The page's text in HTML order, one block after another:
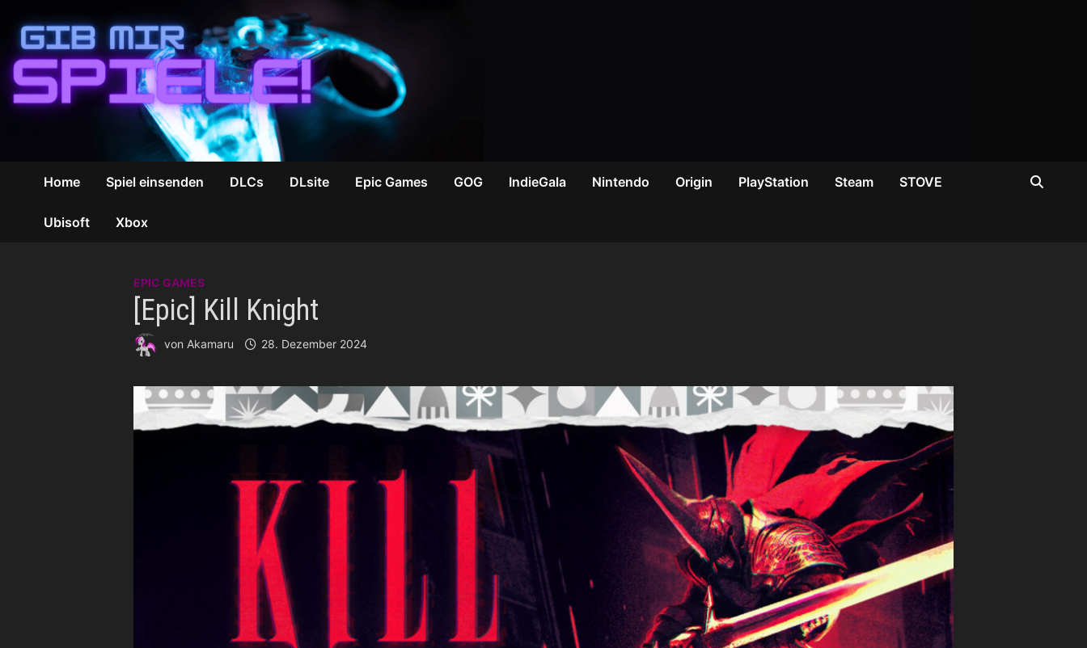
Inhalt
springen
Home Spiel einsenden DLCs DLsite Epic Games GOG IndieGala Nintendo Origin PlayStation Steam STOVE
Ubisoft Xbox
EPIC GAMES
[Epic] Kill Knight
von Akamaru 28. Dezember 2024